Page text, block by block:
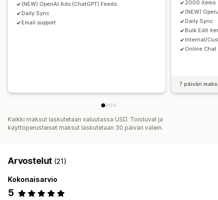
(NEW) OpenAI Ads (ChatGPT) Feeds
Daily Sync
Email support
2000 items
(NEW)
Daily Sync
Bulk Edit
Internal/
Online Chat
7 päivän
Kaikki maksut laskutetaan valuutassa USD. Toistuvat ja
käyttöperusteiset maksut laskutetaan 30 päivän välein.
Arvostelut (21)
Kokonaisarvio
5